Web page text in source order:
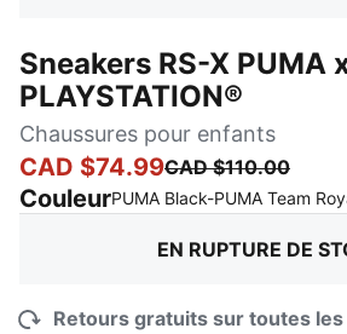
Sneakers RS-X PUMA
PLAYSTATION®
Chaussures pour enfants
CAD $74.99CAD $110.00
CouleurPUMA Black-PUMA Team
EN RUPTURE DE
Retours gratuits sur toutes